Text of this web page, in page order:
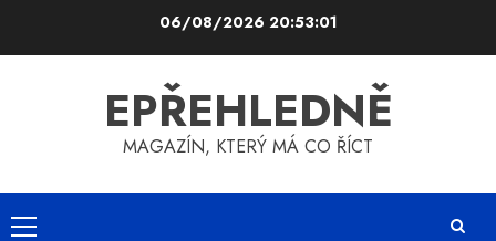
06/08/2026 20:53:02
EPŘEHLEDNĚ
MAGAZÍN, KTERÝ MÁ CO ŘÍCT
Primary